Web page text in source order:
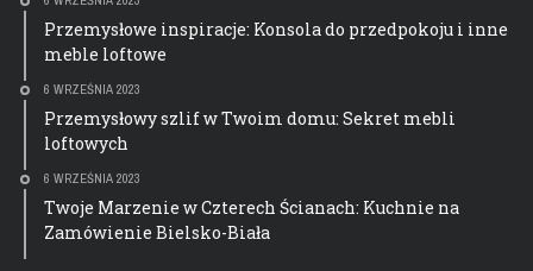
Przemysłowe inspiracje: Konsola do przedpokoju i inne
meble loftowe
6 WRZEŚNIA 2023
Przemysłowy szlif w Twoim domu: Sekret mebli
loftowych
6 WRZEŚNIA 2023
Twoje Marzenie w Czterech Ścianach: Kuchnie na
Zamówienie Bielsko-Biała